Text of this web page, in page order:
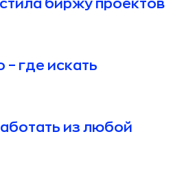
биржу проектов
где искать
из любой